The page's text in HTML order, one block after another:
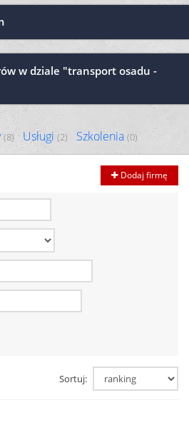
(8) Usługi (2) Szkolenia (0)
Dodaj firmę
Sortuj:
w dziale "transport osadu -